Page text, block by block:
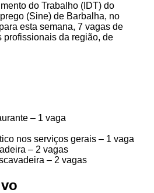
do Trabalho (IDT) do
(Sine) de Barbalha, no
esta semana, 7 vagas de
profissionais da região, de
– 1 vaga
nos serviços gerais – 1 vaga
– 2 vagas
– 2 vagas